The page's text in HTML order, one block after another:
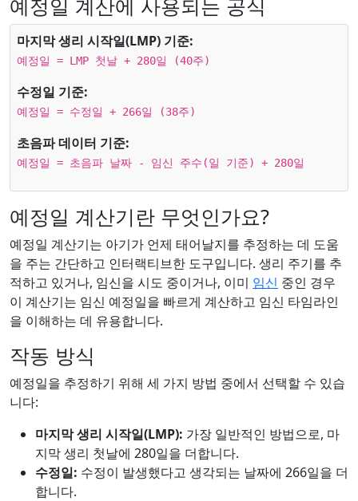
예정일 계산에 사용되는 공식
마지막 생리 시작일(LMP) 기준:
예정일 = LMP 첫날 + 280일 (40주)
수정일 기준:
예정일 = 수정일 + 266일 (38주)
초음파 데이터 기준:
예정일 = 초음파 날짜 - 임신 주수(일 기준) + 280일
예정일 계산기란 무엇인가요?
예정일 계산기는 아기가 언제 태어날지를 추정하는 데 도움
을 주는 간단하고 인터랙티브한 도구입니다. 생리 주기를 추
적하고 있거나, 임신을 시도 중이거나, 이미 임신 중인 경우
이 계산기는 임신 예정일을 빠르게 계산하고 임신 타임라인
을 이해하는 데 유용합니다.
작동 방식
예정일을 추정하기 위해 세 가지 방법 중에서 선택할 수 있습
니다:
마지막 생리 시작일(LMP): 가장 일반적인 방법으로, 마
지막 생리 첫날에 280일을 더합니다.
수정일: 수정이 발생했다고 생각되는 날짜에 266일을 더
합니다.